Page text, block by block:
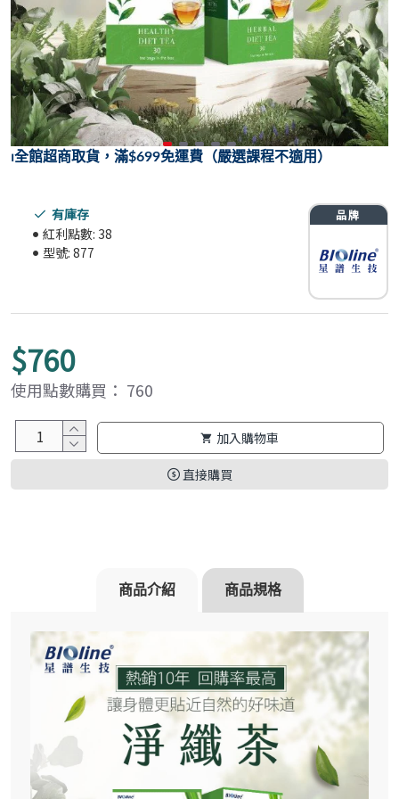
⏐全館超商取貨，滿$699免運費（嚴選課程不適用）
有庫存
紅利點數: 38
型號: 877
$760
使用點數購買： 760
加入購物車
直接購買
商品介紹 商品規格